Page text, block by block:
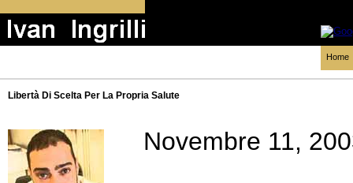
Home
Libertà Di Scelta Per La Propria Salute
Novembre 11,